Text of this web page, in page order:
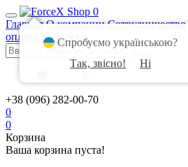
0
Главная О компании Сотрудничество
оплата
Контакты
+38 (096) 282-00-70
0
0
Корзина
Ваша корзина пуста!
Спробуємо українською?
Так, звісно!
Ні